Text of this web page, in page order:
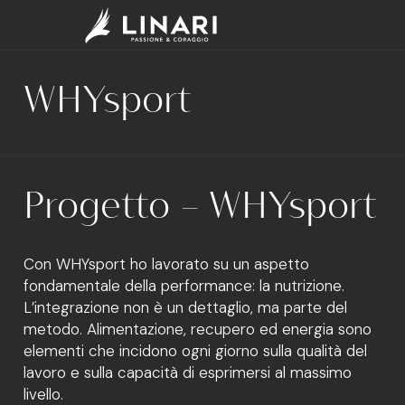
WHYsport
Progetto – WHYsport
Con WHYsport ho lavorato su un aspetto
fondamentale della performance: la nutrizione.
L’integrazione non è un dettaglio, ma parte del
metodo. Alimentazione, recupero ed energia sono
elementi che incidono ogni giorno sulla qualità del
lavoro e sulla capacità di esprimersi al massimo
livello.